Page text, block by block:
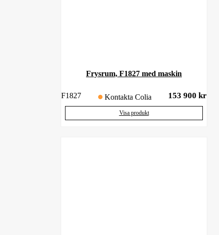
Frysrum, F1827 med maskin
F1827 Kontakta Colia 153 900 kr
Visa produkt